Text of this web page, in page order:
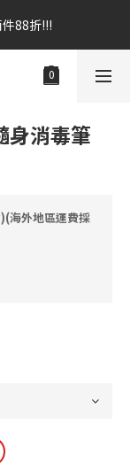
件88折!!!
件88折!!!
) 滿額$2499贈達摩
$300元
件88折!!!
身消毒筆
海外地區運費採